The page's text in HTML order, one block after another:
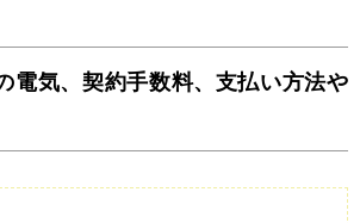
電気、契約手数料、支払い方法や